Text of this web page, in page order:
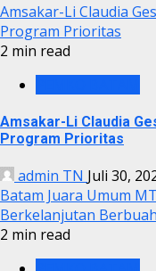
Amsakar-Li Claudia
Program Prioritas
2 min read
Amsakar-Li Claudia
Program Prioritas
admin TN Juli 30,
Batam Juara Umum
Berkelanjutan
2 min read